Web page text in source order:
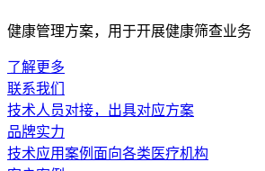
健康管理方案，用于开展健康筛查业务
了解更多
联系我们
技术人员对接，出具对应方案
品牌实力
技术应用案例面向各类医疗机构